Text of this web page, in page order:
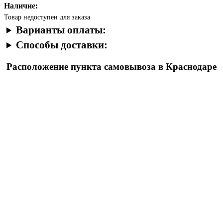
Наличие:
Товар недоступен для заказа
Варианты оплаты:
Способы доставки:
Расположение пункта самовывоза в Краснодаре